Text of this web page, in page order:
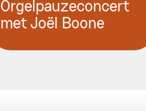
Orgelpauzeconcert
met Joël Boone